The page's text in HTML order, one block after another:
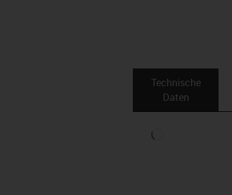
Technische
Daten